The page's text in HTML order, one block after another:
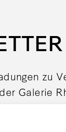
zu
Galerie